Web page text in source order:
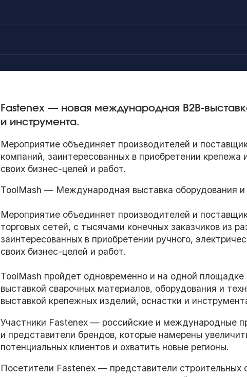
Fastenex — новая международная B2B-
и инструмента.
Мероприятие объединяет производителей и
компаний, заинтересованных в приобретении
своих бизнес-целей и работ.
ToolMash — Международная выставка оборудования и
Мероприятие объединяет производителей и
торговых сетей, с тысячами конечных заказчиков из
заинтересованных в приобретении ручного,
своих бизнес-целей и работ.
ToolMash пройдет одновременно и на одной
выставкой сварочных материалов, оборудования и
выставкой крепежных изделий, оснастки и
Участники Fastenex — российские и международные
и представители брендов, которые намерены
потенциальных клиентов и охватить новые регионы.
Посетители Fastenex — представители строительных